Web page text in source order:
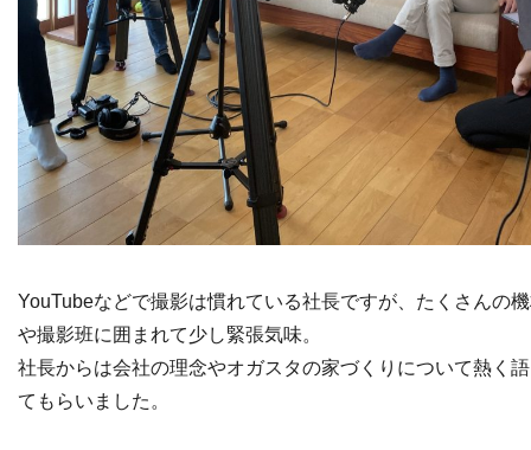
YouTubeなどで撮影は慣れている社長ですが、たくさんの
や撮影班に囲まれて少し緊張気味。
社長からは会社の理念やオガスタの家づくりについて熱く
てもらいました。